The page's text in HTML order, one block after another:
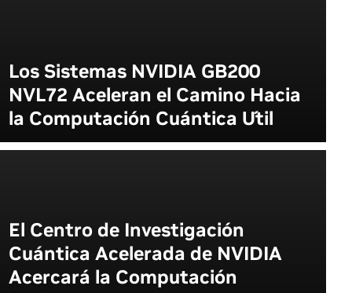
Los Sistemas NVIDIA GB200
NVL72 Aceleran el Camino Hacia
la Computación Cuántica Útil
El Centro de Investigación
Cuántica Acelerada de NVIDIA
Acercará la Computación